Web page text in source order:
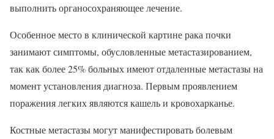
выполнить органосохраняющее лечение.
Особенное место в клинической картине рака почки
занимают симптомы, обусловленные метастазированием,
так как более 25% больных имеют отдаленные метастазы на
момент установления диагноза. Первым проявлением
поражения легких являются кашель и кровохарканье.
Костные метастазы могут манифестировать болевым